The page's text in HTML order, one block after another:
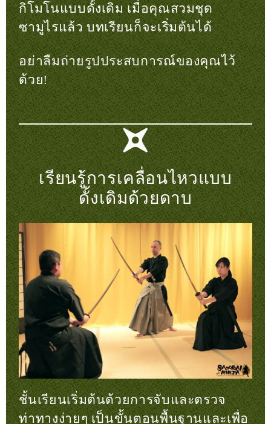
กิโมโนแบบดั้งเดิม เมื่อคุณสวมชุด
ซามูไรแล้ว บทเรียนก็จะเริ่มต้นได้
อย่าลืมถ่ายรูปประสบการณ์ของคุณไว้
ด้วย!
เรียนรู้การเคลื่อนไหวแบบ
ดั้งเดิมด้วยดาบ
ชั้นเรียนเริ่มต้นด้วยการจับและตรวจ
ท่าทางง่ายๆ เป็นขั้นตอนพื้นฐานและเพื่อ